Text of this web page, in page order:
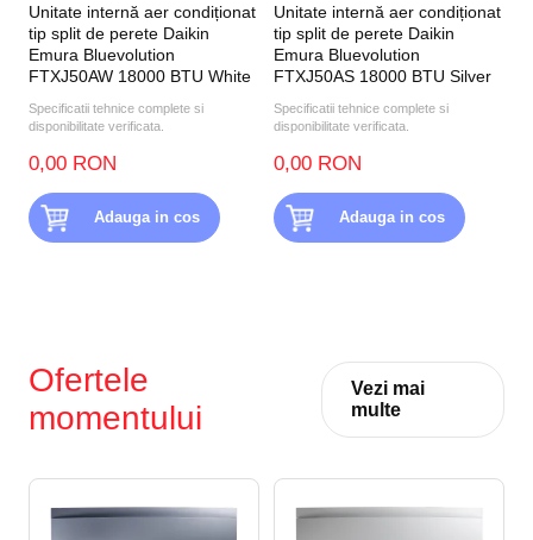
Unitate internă aer condiționat
tip split de perete Daikin
Emura Bluevolution
FTXJ50AW 18000 BTU White
Specificatii tehnice complete si
disponibilitate verificata.
0,00 RON
Adauga in cos
Unitate internă aer condiționat
tip split de perete Daikin
Emura Bluevolution
FTXJ50AS 18000 BTU Silver
Specificatii tehnice complete si
disponibilitate verificata.
0,00 RON
Adauga in cos
Ofertele
momentului
Vezi mai
multe